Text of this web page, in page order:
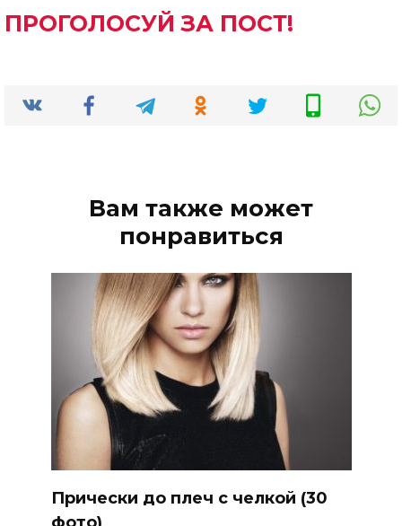
ПРОГОЛОСУЙ ЗА ПОСТ!
Вам также может
понравиться
Прически до плеч с челкой (30
фото)